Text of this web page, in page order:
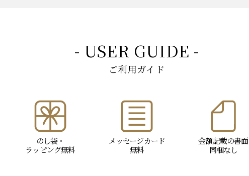
- USER GUIDE -
ご利用ガイド
のし袋・
ラッピング無料
メッセージカード
無料
金額記載の書面
同梱なし